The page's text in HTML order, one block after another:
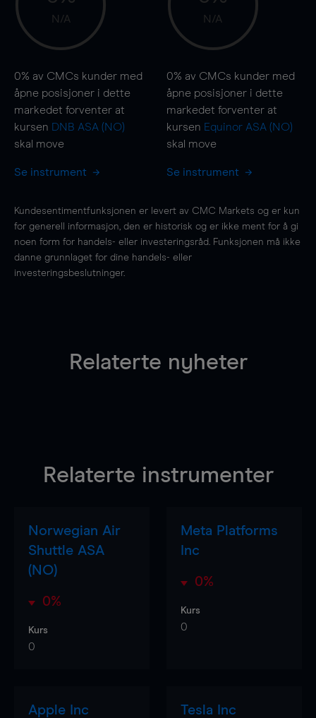
N/A
0% av CMCs kunder med
åpne posisjoner i dette
markedet forventer at
kursen DNB ASA (NO)
skal move
Se instrument
N/A
0% av CMCs kunder med
åpne posisjoner i dette
markedet forventer at
kursen Equinor ASA (NO)
skal move
Se instrument
Kundesentimentfunksjonen er levert av CMC Markets og er kun
for generell informasjon, den er historisk og er ikke ment for å gi
noen form for handels- eller investeringsråd. Funksjonen må ikke
danne grunnlaget for dine handels- eller
investeringsbeslutninger.
Relaterte nyheter
Relaterte instrumenter
Norwegian Air
Shuttle ASA
(NO)
0%
Kurs
0
Meta Platforms
Inc
0%
Kurs
0
Apple Inc Tesla Inc